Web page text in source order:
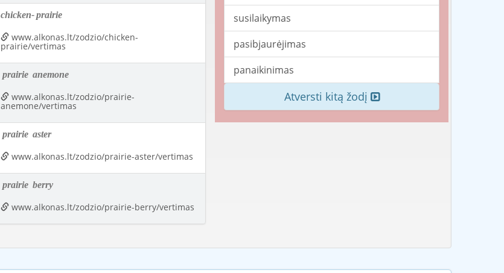
chicken-prairie
www.alkonas.lt/zodzio/chicken-
prairie/vertimas
prairie anemone
www.alkonas.lt/zodzio/prairie-
anemone/vertimas
prairie aster
www.alkonas.lt/zodzio/prairie-aster/vertimas
prairie berry
www.alkonas.lt/zodzio/prairie-berry/vertimas
susilaikymas
pasibjaurėjimas
panaikinimas
Atversti kitą žodį